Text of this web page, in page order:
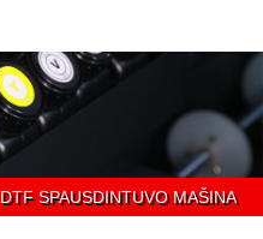
DTF SPAUSDINTUVO MAŠINA